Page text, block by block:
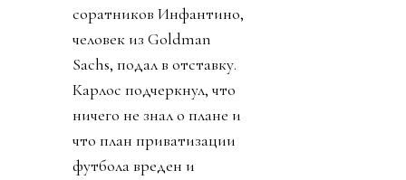
соратников Инфантино,
человек из Goldman
Sachs, подал в отставку.
Карлос подчеркнул, что
ничего не знал о плане и
что план приватизации
футбола вреден и